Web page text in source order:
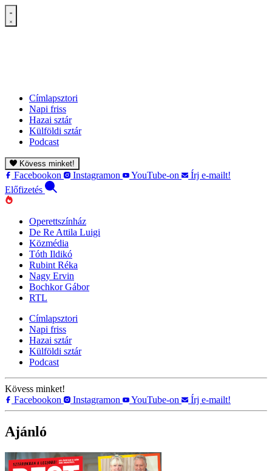
Címlapsztori
Napi friss
Hazai sztár
Külföldi sztár
Podcast
Kövess minket!
Facebookon Instagramon YouTube-on
Írj e-mailt!
Előfizetés
Operettszínház
De Re Attila Luigi
Közmédia
Tóth Ildikó
Rubint Réka
Nagy Ervin
Bochkor Gábor
RTL
Címlapsztori
Napi friss
Hazai sztár
Külföldi sztár
Podcast
Kövess minket!
Facebookon
Instagramon YouTube-on Írj e-mailt!
Ajánló